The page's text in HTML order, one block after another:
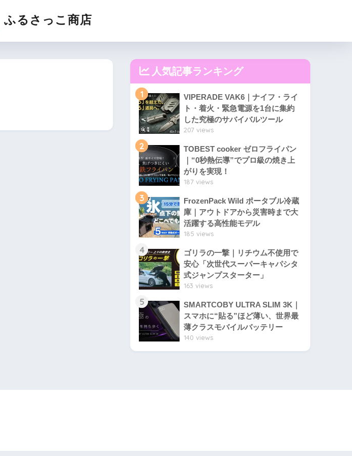
ふるさっこ商店
人気記事ランキング
1
VIPERADE VAK6｜ナイフ・ライ
ト・着火・緊急電源を1台に集約
した究極のサバイバルツール
207 views
2
TOBEST cooker ゼロフライパン
｜“0秒熱伝導”でプロ級の焼き上
がりを実現！
187 views
3
FrozenPack Wild ポータブル冷蔵
庫｜アウトドアから災害時まで大
活躍する高性能モデル
185 views
4
ゴリラの一撃｜リチウム不使用で
安心「次世代スーパーキャパシタ
式ジャンプスターター」
163 views
5
SMARTCOBY ULTRA SLIM 3K｜
スマホに“貼る”ほど薄い、世界最
薄クラスモバイルバッテリー
140 views